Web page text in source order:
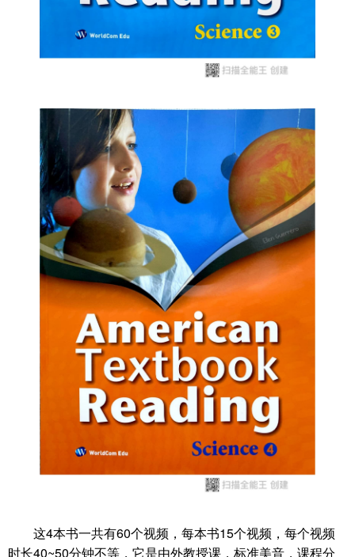
这4本书一共有60个视频，每本书15个视频，每个视频
时长40~50分钟不等，它是由外教授课，标准美音，课程分